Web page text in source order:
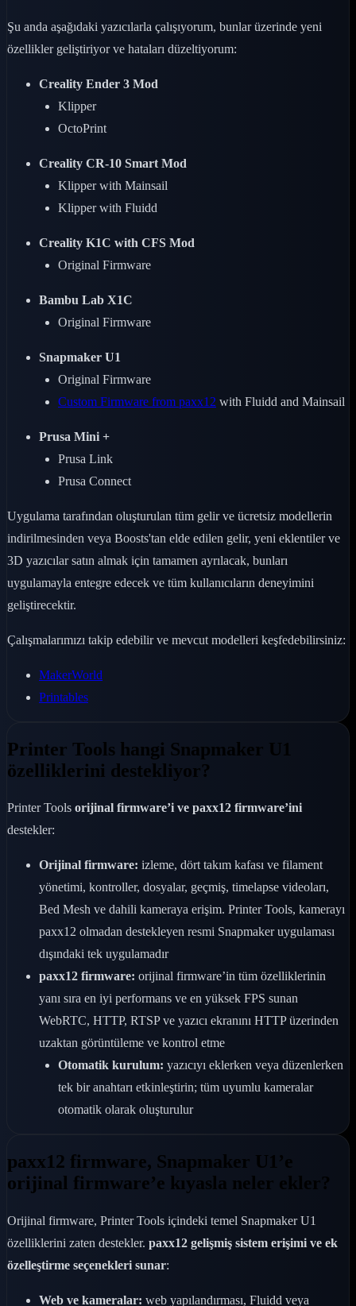
Şu anda aşağıdaki yazıcılarla çalışıyorum, bunlar üzerinde yeni
özellikler geliştiriyor ve hataları düzeltiyorum:
Creality Ender 3 Mod
Klipper
OctoPrint
Creality CR-10 Smart Mod
Klipper with Mainsail
Klipper with Fluidd
Creality K1C with CFS Mod
Original Firmware
Bambu Lab X1C
Original Firmware
Snapmaker U1
Original Firmware
Custom Firmware from paxx12 with Fluidd and Mainsail
Prusa Mini +
Prusa Link
Prusa Connect
Uygulama tarafından oluşturulan tüm gelir ve ücretsiz modellerin
indirilmesinden veya Boosts'tan elde edilen gelir, yeni eklentiler ve
3D yazıcılar satın almak için tamamen ayrılacak, bunları
uygulamayla entegre edecek ve tüm kullanıcıların deneyimini
geliştirecektir.
Çalışmalarımızı takip edebilir ve mevcut modelleri keşfedebilirsiniz:
MakerWorld
Printables
Printer Tools hangi Snapmaker U1
özelliklerini destekliyor?
Printer Tools orijinal firmware’i ve paxx12 firmware’ini
destekler:
Orijinal firmware: izleme, dört takım kafası ve filament
yönetimi, kontroller, dosyalar, geçmiş, timelapse videoları,
Bed Mesh ve dahili kameraya erişim. Printer Tools, kamerayı
paxx12 olmadan destekleyen resmi Snapmaker uygulaması
dışındaki tek uygulamadır
paxx12 firmware: orijinal firmware’in tüm özelliklerinin
yanı sıra en iyi performans ve en yüksek FPS sunan
WebRTC, HTTP, RTSP ve yazıcı ekranını HTTP üzerinden
uzaktan görüntüleme ve kontrol etme
Otomatik kurulum: yazıcıyı eklerken veya düzenlerken
tek bir anahtarı etkinleştirin; tüm uyumlu kameralar
otomatik olarak oluşturulur
paxx12 firmware, Snapmaker U1’e
orijinal firmware’e kıyasla neler ekler?
Orijinal firmware, Printer Tools içindeki temel Snapmaker U1
özelliklerini zaten destekler. paxx12 gelişmiş sistem erişimi ve ek
özelleştirme seçenekleri sunar:
Web ve kameralar: web yapılandırması, Fluidd veya